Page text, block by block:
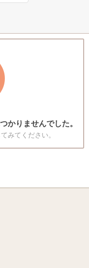
かりませんでした。
みてください。